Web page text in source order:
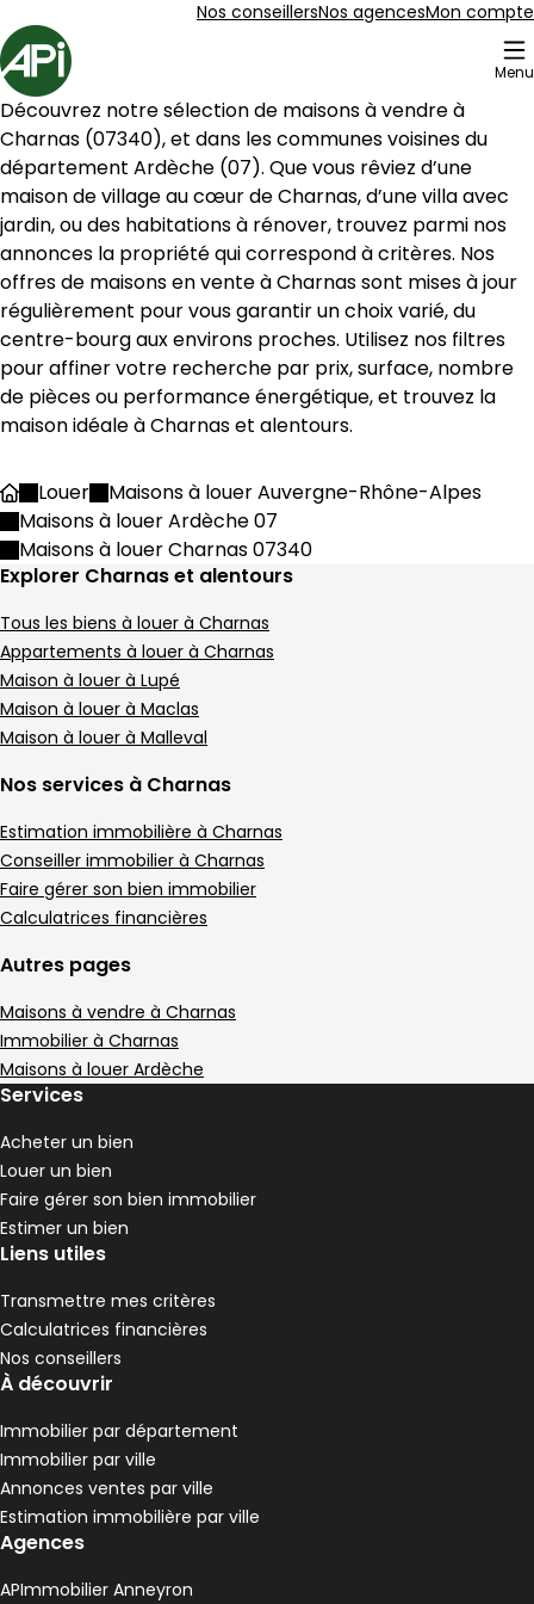
Nos conseillersNos agencesMon compte
Accueil
Menu
13 Maison à louer Charnas (07340)
116 m² 5 pièces Maclas
Aller à l'image1
Aller à l'image2
Aller à l'image3
Aller à l'image4
Aller à l'image5
280 000 €
Maclas - 42520
Maison • 5 pièces • 116 m²
DPE :
D 4 chambres Terrain 286 m²
80 m² Saint-Pierre-de-Bœuf
Aller à l'image 1
Aller à l'image 2
Aller à l'image3
Aller à l'image4
95 000 €
Maison • 80 m²
Terrain 440 m²
92 m² 4 pièces Sablons
Aller à l'image1
Aller à l'image2
Aller à l'image3
Aller à l'image4
Aller à l'image5
214 000 €
Sablons - 38550
Maison • 4 pièces • 92 m²
DPE :
B 3 chambres
,
Terrain 234 m²
Charnas (07340), et dans les communes voisines du
département Ardèche (07). Que vous rêviez d’une
maison de village au cœur de Charnas, d’une villa avec
jardin, ou des habitations à rénover, trouvez parmi nos
annonces la propriété qui correspond à critères. Nos
offres de maisons en vente à Charnas sont mises à jour
régulièrement pour vous garantir un choix varié, du
centre-bourg aux environs proches. Utilisez nos filtres
pour affiner votre recherche par prix, surface, nombre
de pièces ou performance énergétique, et trouvez la
maison idéale à Charnas et alentours.
AccueilLouer
Maisons à louer Auvergne-Rhône-Alpes
Maisons à louer Ardèche 07
Maisons à louer Charnas 07340
Explorer Charnas et alentours
Tous les biens à louer à Charnas
Appartements à louer à Charnas
Maison à louer à Lupé
Maison à louer à Maclas
Maison à louer à Malleval
Nos services à Charnas
Estimation immobilière à Charnas
Conseiller immobilier à Charnas
Faire gérer son bien immobilier
Calculatrices financières
Autres pages
Maisons à vendre à Charnas
Immobilier à Charnas
Maisons à louer Ardèche
Services
Acheter un bien
Louer un bien
Faire gérer son bien immobilier
Estimer un bien
Liens utiles
Transmettre mes critères
Calculatrices financières
Nos conseillers
À découvrir
Immobilier par département
Immobilier par ville
Annonces ventes par ville
Estimation immobilière par ville
Agences
APImmobilier Anneyron